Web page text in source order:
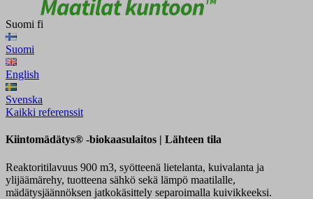
Suomi fi
Suomi
English
Svenska
Kaikki referenssit
Kiintomädätys® -biokaasulaitos | Lähteen tila
Reaktoritilavuus 900 m3, syötteenä lietelanta, kuivalanta ja
ylijäämärehy, tuotteena sähkö sekä lämpö maatilalle,
mädätysjäännöksen jatkokäsittely separoimalla kuivikkeeksi.